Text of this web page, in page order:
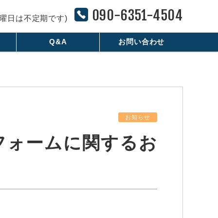
日は不定期です) 090-6351-4504
Q&A お問い合わせ
お知らせ
ームに関するお